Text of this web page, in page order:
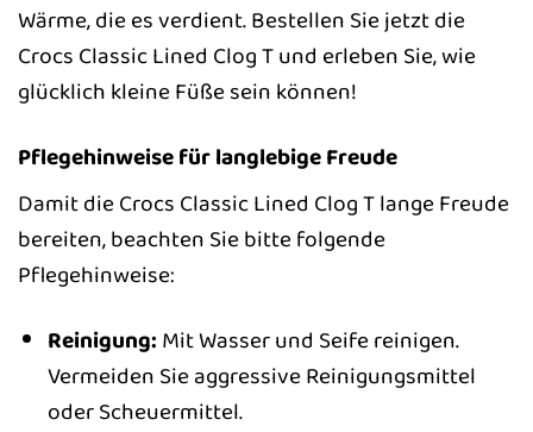
Wärme, die es verdient. Bestellen Sie jetzt die
Crocs Classic Lined Clog T und erleben Sie, wie
glücklich kleine Füße sein können!
Pflegehinweise für langlebige Freude
Damit die Crocs Classic Lined Clog T lange Freude
bereiten, beachten Sie bitte folgende
Pflegehinweise:
Reinigung: Mit Wasser und Seife reinigen.
Vermeiden Sie aggressive Reinigungsmittel
oder Scheuermittel.